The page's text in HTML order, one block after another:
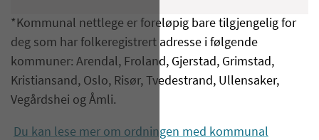
*Kommunal nettlege er foreløpig bare tilgjengelig for
deg som har folkeregistrert adresse i følgende
kommuner: Arendal, Froland, Gjerstad, Grimstad,
Kristiansand , Oslo, Risør, Tvedestrand, Ullensaker,
Vegårdshei og Åmli.
Du kan lese mer om ordningen med kommunal